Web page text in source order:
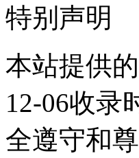
特别声明
本站提供
12-06收录
全遵守和